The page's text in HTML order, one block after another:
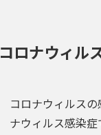
コロナウィル
コロナウィルス
ナウィルス感染症